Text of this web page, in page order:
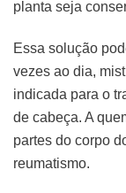
planta seja
Essa solução
vezes ao dia,
indicada para o
de cabeça. A
partes do corpo
reumatismo.